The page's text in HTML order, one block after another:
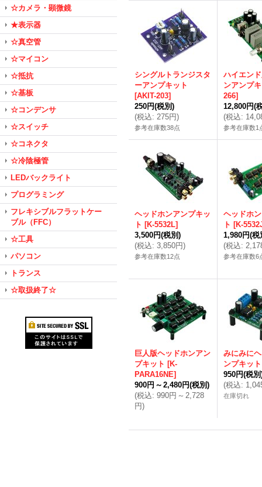
☆カメラ・顕微鏡
★表示器
☆真空管
☆マイコン
☆抵抗
☆基板
☆コンデンサ
☆スイッチ
☆コネクタ
☆冷陰極管
LEDバックライト
プログラミング
フレキシブルフラットケー
ブル（FFC）
☆工具
パソコン
トランス
☆取扱終了☆
シングルトランジスタ
ーアンプキット
[AKIT-203]
250円(税別)
(税込: 275円)
参考在庫数38点
ハイエン
ンアンプ
266]
12,800円(
(税込:
参考在庫数1
ヘッドホンアンプキッ
ト [K-5532L]
3,500円(税別)
(税込: 3,850円)
参考在庫数12点
ヘッドホ
ト [K-
1,980円(税
(税込:
参考在庫数6
巨人版ヘッドホンアン
プキット [K-
PARA16NE]
900円 ～ 2,480円(税別)
(税込: 990円 ～ 2,728
円)
みにみに
ンプキット
950円(税別
(税込:
在庫切れ